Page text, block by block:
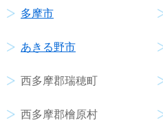
多摩市
あきる野市
西多摩郡瑞穂町
西多摩郡檜原村